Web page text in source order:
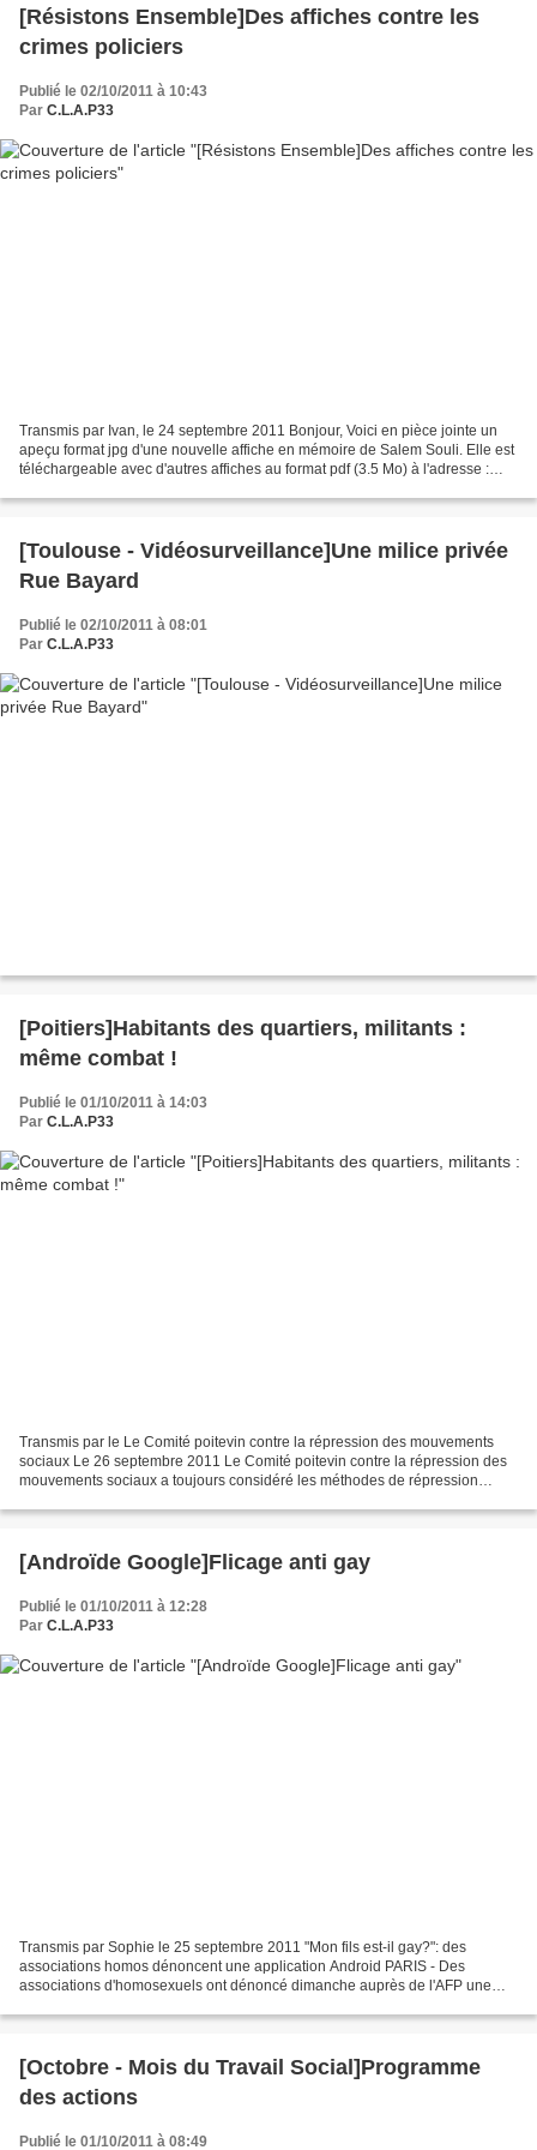
[Résistons Ensemble]Des affiches contre les
crimes policiers
Publié le 02/10/2011 à 10:43
Par C.L.A.P33
Transmis par Ivan, le 24 septembre 2011 Bonjour, Voici en pièce jointe un
apeçu format jpg d'une nouvelle affiche en mémoire de Salem Souli. Elle est
téléchargeable avec d'autres affiches au format pdf (3.5 Mo) à l'adresse :
[Toulouse - Vidéosurveillance]Une milice privée
Rue Bayard
Publié le 02/10/2011 à 08:01
Par C.L.A.P33
[Poitiers]Habitants des quartiers, militants :
même combat !
Publié le 01/10/2011 à 14:03
Par C.L.A.P33
Transmis par le Le Comité poitevin contre la répression des mouvements
sociaux Le 26 septembre 2011 Le Comité poitevin contre la répression des
mouvements sociaux a toujours considéré les méthodes de répression
[Androïde Google]Flicage anti gay
Publié le 01/10/2011 à 12:28
Par C.L.A.P33
Transmis par Sophie le 25 septembre 2011 "Mon fils est-il gay?": des
associations homos dénoncent une application Android PARIS - Des
associations d'homosexuels ont dénoncé dimanche auprès de l'AFP une
[Octobre - Mois du Travail Social]Programme
des actions
Publié le 01/10/2011 à 08:49